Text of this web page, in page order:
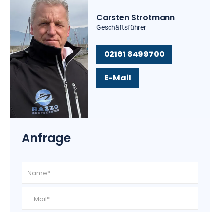
Carsten Strotmann
Geschäftsführer
02161 8499700
E-Mail
Anfrage